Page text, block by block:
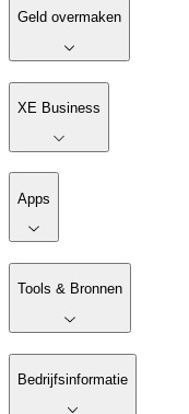
Geld overmaken
XE Business
Apps
Tools & Bronnen
Bedrijfsinformatie